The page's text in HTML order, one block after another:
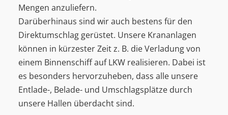
Mengen anzuliefern.
Darüberhinaus sind wir auch bestens für den
Direktumschlag gerüstet. Unsere Krananlagen
können in kürzester Zeit z. B. die Verladung von
einem Binnenschiff auf LKW realisieren. Dabei ist
es besonders hervorzuheben, dass alle unsere
Entlade-, Belade- und Umschlagsplätze durch
unsere Hallen überdacht sind.